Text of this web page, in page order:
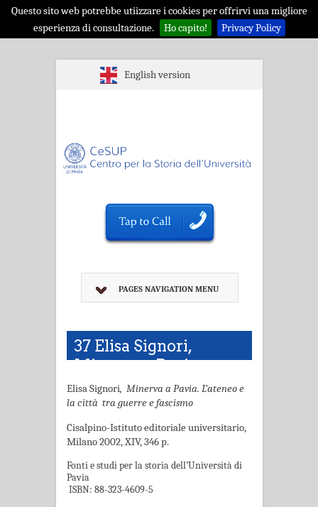
Questo sito web potrebbe utiizzare i cookies per offrirvi una migliore
esperienza di consultazione.
Ho capito! Privacy Policy
English version
PAGES NAVIGATION MENU
37 Elisa Signori,
Minerva a Pavia.
L’ateneo e la città tra
guerre e fascismo
Elisa Signori, Minerva a Pavia. L’ateneo e
la città tra guerre e fascismo
Cisalpino-Istituto editoriale universitario,
Milano 2002, XIV, 346 p.
Fonti e studi per la storia dell’Università di
Pavia
ISBN: 88-323-4609-5